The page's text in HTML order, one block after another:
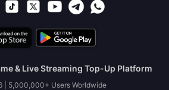
& Live Streaming Top-Up Platform
| 5,000,000+ Users Worldwide